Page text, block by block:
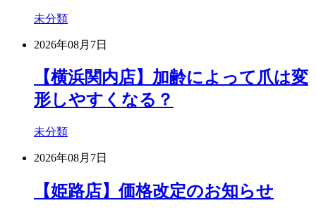
未分類
2026年08月7日
【横浜関内店】加齢によって爪は変
形しやすくなる？
未分類
2026年08月7日
【姫路店】価格改定のお知らせ